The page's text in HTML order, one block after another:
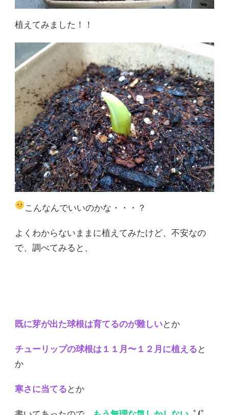
植えてみました！！
こんなんでいいのかな・・・？
よくわからないままに植えてみたけど、不安なの
で、調べてみると、
既に芽が出た球根は育てるのが難しいとか
チューリップの球根は１１月〜１２月に植える と
か
寒さに当てる とか